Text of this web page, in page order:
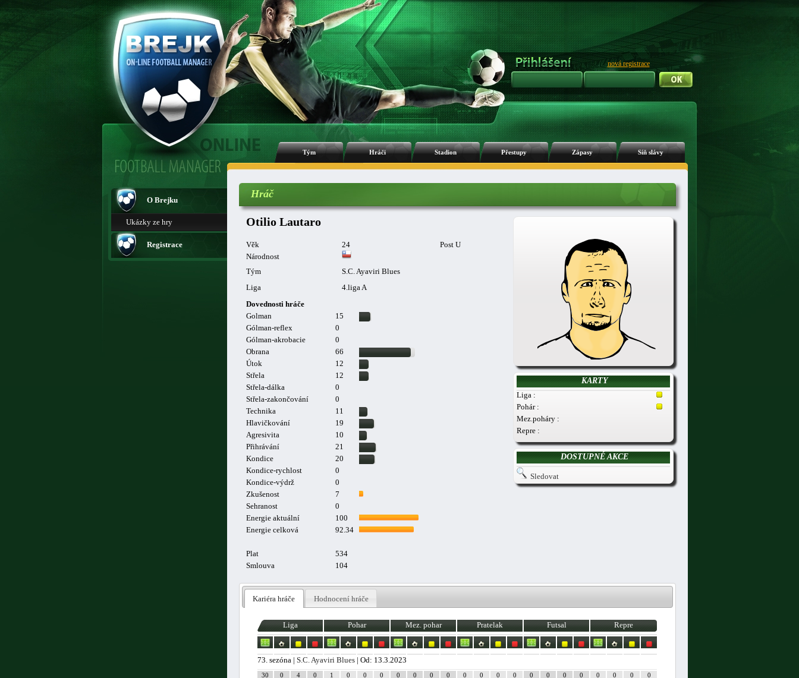
nová registrace
Tým Hráči Stadion Přestupy Zápasy Síň slávy
O Brejku
Ukázky ze hry
Registrace
Hráč
Otilio Lautaro
Věk 24
Post U
Národnost
Tým
S.C. Ayaviri Blues
Liga
4.liga A
Dovednosti hráče
Golman
15
Gólman-reflex
0
Gólman-akrobacie
0
Obrana
66
Útok
12
Střela
12
Střela-dálka
0
Střela-zakončování
0
Technika
11
Hlavičkování
19
Agresivita
10
Přihrávání
21
Kondice
20
Kondice-rychlost
0
Kondice-výdrž
0
Zkušenost
7
Sehranost
0
Energie aktuální
100
Energie celková
92.34
Plat
534
Smlouva
104
KARTY
Liga :
Pohár :
Mez.poháry :
Repre :
DOSTUPNÉ AKCE
Sledovat
Kariéra hráče Hodnocení hráče
Liga Pohar Mez. pohar Pratelak Futsal Repre
73. sezóna |S.C. Ayaviri Blues | Od: 13.3.2023
30 0 4 0 1 0 0 0 0 0 0 0 0 0 0 0 0 0 0 0 0 0 0 0